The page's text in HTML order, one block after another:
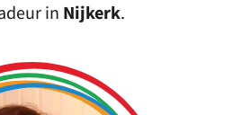
in Nijkerk.